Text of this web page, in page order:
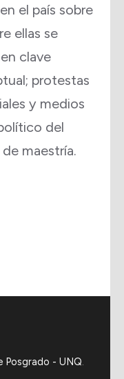
el país sobre
ellas se
clave
protestas
y medios
del
maestría.
Posgrado - UNQ.